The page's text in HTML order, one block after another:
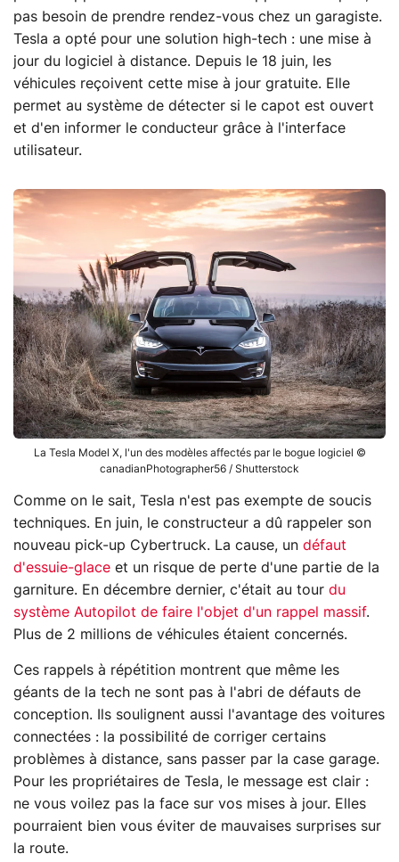
pas besoin de prendre rendez-vous chez un garagiste.
Tesla a opté pour une solution high-tech : une mise à
jour du logiciel à distance. Depuis le 18 juin, les
véhicules reçoivent cette mise à jour gratuite. Elle
permet au système de détecter si le capot est ouvert
et d'en informer le conducteur grâce à l'interface
utilisateur.
La Tesla Model X, l'un des modèles affectés par le bogue logiciel ©
canadianPhotographer56 / Shutterstock
Comme on le sait, Tesla n'est pas exempte de soucis
techniques. En juin, le constructeur a dû rappeler son
nouveau pick-up Cybertruck. La cause, un défaut
d'essuie-glace et un risque de perte d'une partie de la
garniture. En décembre dernier, c'était au tour du
système Autopilot de faire l'objet d'un rappel massif.
Plus de 2 millions de véhicules étaient concernés.
Ces rappels à répétition montrent que même les
géants de la tech ne sont pas à l'abri de défauts de
conception. Ils soulignent aussi l'avantage des voitures
connectées : la possibilité de corriger certains
problèmes à distance, sans passer par la case garage.
Pour les propriétaires de Tesla, le message est clair :
ne vous voilez pas la face sur vos mises à jour. Elles
pourraient bien vous éviter de mauvaises surprises sur
la route.